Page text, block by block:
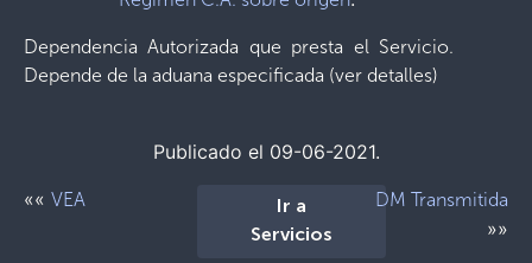
Dependencia Autorizada que presta el Servicio.
Depende de la aduana especificada (ver detalles)
Publicado el 09-06-2021.
«« VEA
Ir a
Servicios
DM Transmitida
»»